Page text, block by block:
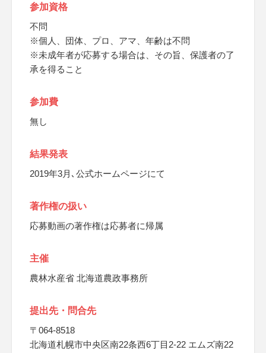
参加資格
不問
※個人、団体、プロ、アマ、年齢は不問
※未成年者が応募する場合は、その旨、保護者の了
承を得ること
参加費
無し
結果発表
2019年3月､公式ホームページにて
著作権の扱い
応募動画の著作権は応募者に帰属
主催
農林水産省 北海道農政事務所
提出先・問合先
〒064-8518
北海道札幌市中央区南22条西6丁目2-22 エムズ南22